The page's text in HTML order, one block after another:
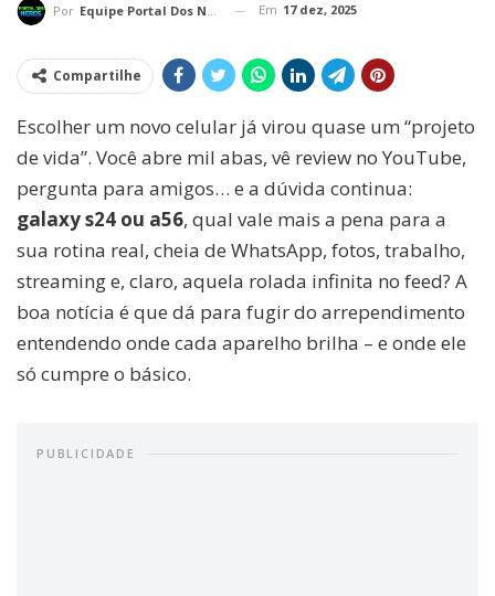
Por Equipe Portal Dos Nerds Em 17 dez, 2025
Compartilhe
Escolher um novo celular já virou quase um “projeto
de vida”. Você abre mil abas, vê review no YouTube,
pergunta para amigos… e a dúvida continua:
galaxy s24 ou a56, qual vale mais a pena para a
sua rotina real, cheia de WhatsApp, fotos, trabalho,
streaming e, claro, aquela rolada infinita no feed? A
boa notícia é que dá para fugir do arrependimento
entendendo onde cada aparelho brilha – e onde ele
só cumpre o básico.
PUBLICIDADE